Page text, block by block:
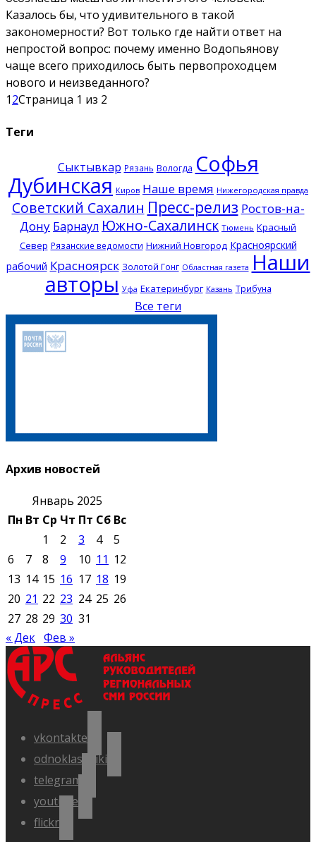
Казалось бы, что удивительного в такой
закономерности? Вот только где найти ответ на
непростой вопрос: почему именно Водопьянову
чаще всего приходилось быть первопроходцем
нового и неизведанного?
12Страница 1 из 2
Теги
Сыктывкар Рязань Вологда Софья
Дубинская Киров Наше время Нижегородская правда
Советский Сахалин Пресс-релиз Ростов-на-
Дону Барнаул Южно-Сахалинск Тюмень Красный
Север Рязанские ведомости Нижний Новгород Красноярский
рабочий Красноярск Золотой Гонг Областная газета Наши
авторы Уфа Екатеринбург Казань Трибуна
Все теги
Архив новостей
Январь 2025
Пн Вт Ср Чт Пт Сб Вс
1
2 3 4
5
6
7 8 9 10 11 12
13 14 15 16 17 18 19
20 21 22 23 24 25 26
27 28 29 30 31
« Дек Фев »
vkontakte
odnoklassniki
telegram
youtube
flickr